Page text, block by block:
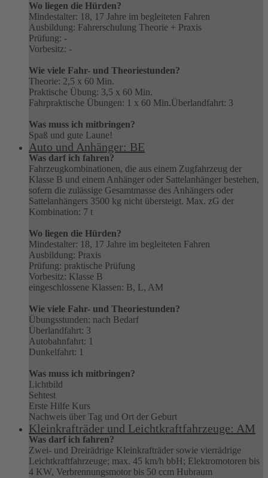
Wo liegen die Hürden?
Mindestalter: 18, 17 Jahre im begleiteten Fahren
Ausbildung: Fahrerschulung Theorie + Praxis
Prüfung: -
Vorbesitz: -
Wie viele Fahr- und Theoriestunden?
Theorie: 2,5 x 60 Min.
Praktische Übung: 3,5 x 60 Min.
Fahrpraktische Übungen: 1 x 60 Min.Überlandfahrt: 3
Was muss ich mitbringen?
Spaß und gute Laune!
Auto und Anhänger: BE
Was darf ich fahren?
Fahrzeugkombinationen, die aus einem Zugfahrzeug der
Klasse B und einem Anhänger oder Sattelanhänger bestehen,
sofern die zulässige Gesamtmasse des Anhängers oder
Sattelanhängers 3500 kg nicht übersteigt. Max. zG der
Kombination: 7 t
Wo liegen die Hürden?
Mindestalter: 18, 17 Jahre im begleiteten Fahren
Ausbildung: Praxis
Prüfung: praktische Prüfung
Vorbesitz: Klasse B
eingeschlossene Klassen: B, L, AM
Wie viele Fahr- und Theoriestunden?
Übungsstunden: nach Bedarf
Überlandfahrt: 3
Autobahnfahrt: 1
Dunkelfahrt: 1
Was muss ich mitbringen?
Lichtbild
Sehtest
Erste Hilfe Kurs
Nachweis über Tag und Ort der Geburt
Kleinkrafträder und Leichtkraftfahrzeuge: AM
Was darf ich fahren?
Zwei- und Dreirädrige Kleinkrafträder sowie vierrädrige
Leichtkraftfahrzeuge; max. 45 km/h bbH; Elektromotoren bis
4 KW, Verbrennungsmotor bis 50 ccm Hubraum